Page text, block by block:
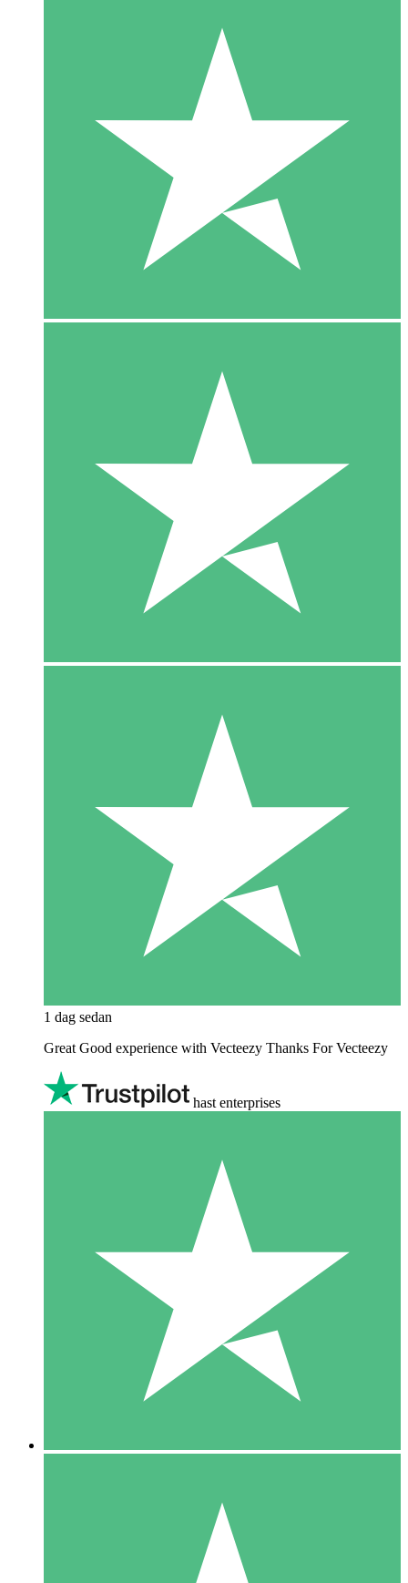
1 dag sedan
Great Good experience with Vecteezy Thanks For Vecteezy
hast enterprises